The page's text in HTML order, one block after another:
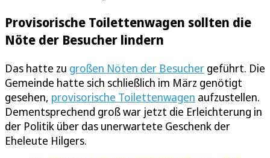
Provisorische Toilettenwagen sollten die
Nöte der Besucher lindern
Das hatte zu großen Nöten der Besucher geführt. Die
Gemeinde hatte sich schließlich im März genötigt
gesehen, provisorische Toilettenwagen aufzustellen.
Dementsprechend groß war jetzt die Erleichterung in
der Politik über das unerwartete Geschenk der
Eheleute Hilgers.